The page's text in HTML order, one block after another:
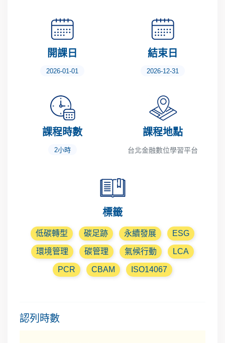
開課日
2026-01-01
結束日
2026-12-31
課程時數
2小時
課程地點
台北金融數位學習平台
標籤
低碳轉型 碳足跡 永續發展 ESG
環境管理 碳管理 氣候行動 LCA
PCR CBAM ISO14067
認列時數